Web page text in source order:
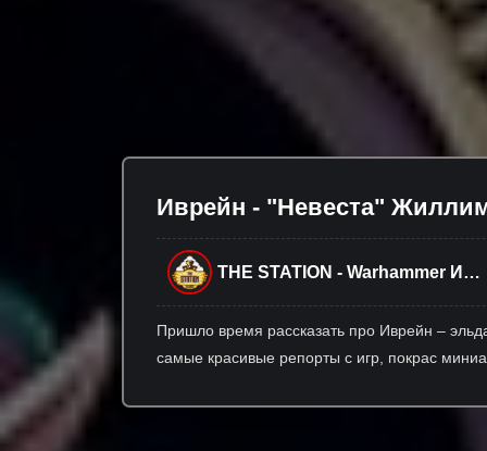
Иврейн - "Невеста"
THE STATION - Warhammer И
Пришло время рассказать про Иврейн –
самые красивые репорты с игр, покрас